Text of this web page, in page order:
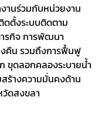
านร่วมกับหน่วยงาน
ดตั้งระบบติดตาม
รกิจ การพัฒนา
งคืน รวมถึงการฟื้นฟู
ขุดลอกคลองระบายน้ำ
ร้างความมั่นคงด้าน
ดสงขลา